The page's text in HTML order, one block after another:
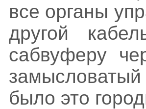
все органы
другой
сабвуферу
было это